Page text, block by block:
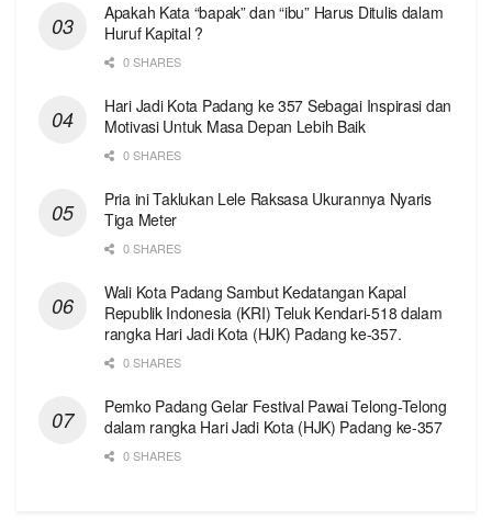
Apakah Kata “bapak” dan “ibu” Harus Ditulis dalam
Huruf Kapital ?
0 SHARES
Hari Jadi Kota Padang ke 357 Sebagai Inspirasi dan
Motivasi Untuk Masa Depan Lebih Baik
0 SHARES
Pria ini Taklukan Lele Raksasa Ukurannya Nyaris
Tiga Meter
0 SHARES
Wali Kota Padang Sambut Kedatangan Kapal
Republik Indonesia (KRI) Teluk Kendari-518 dalam
rangka Hari Jadi Kota (HJK) Padang ke-357.
0 SHARES
Pemko Padang Gelar Festival Pawai Telong-Telong
dalam rangka Hari Jadi Kota (HJK) Padang ke-357
0 SHARES